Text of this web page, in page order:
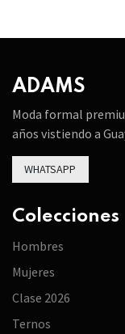
ADAMS
Moda formal
años vistiendo a
WHATSAPP
Colecciones
Hombres
Mujeres
Clase 2026
Ternos